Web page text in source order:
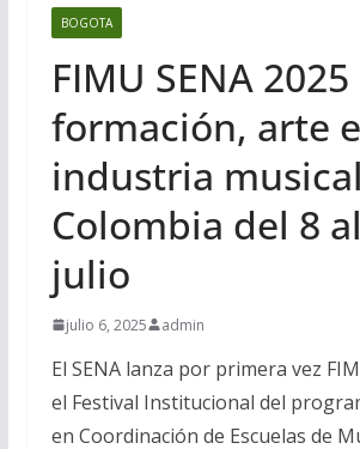
BOGOTA
FIMU SENA
formación, arte e
industria
Colombia del 8
julio
julio 6, 2025 admin
El SENA lanza por primera vez
el Festival Institucional del
en Coordinación de Escuelas de